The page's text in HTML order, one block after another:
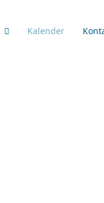
Kalender